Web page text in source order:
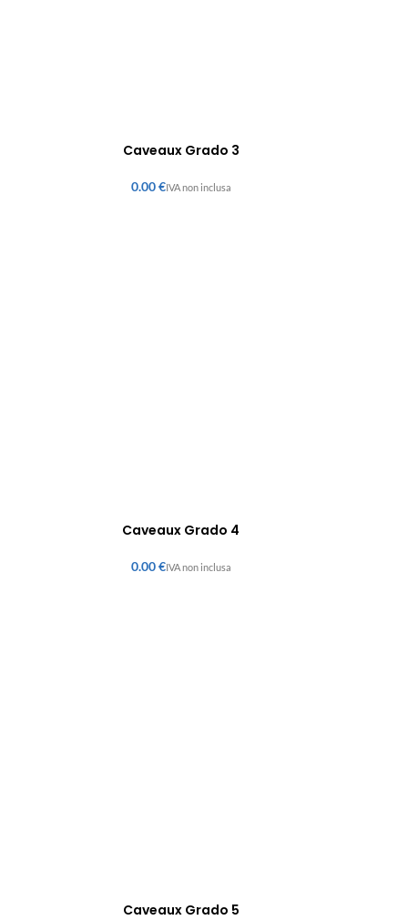
Caveaux Grado 3
€
Caveaux Grado 4
€
Caveaux Grado 5